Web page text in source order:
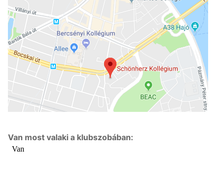
Van most valaki a klubszobában: